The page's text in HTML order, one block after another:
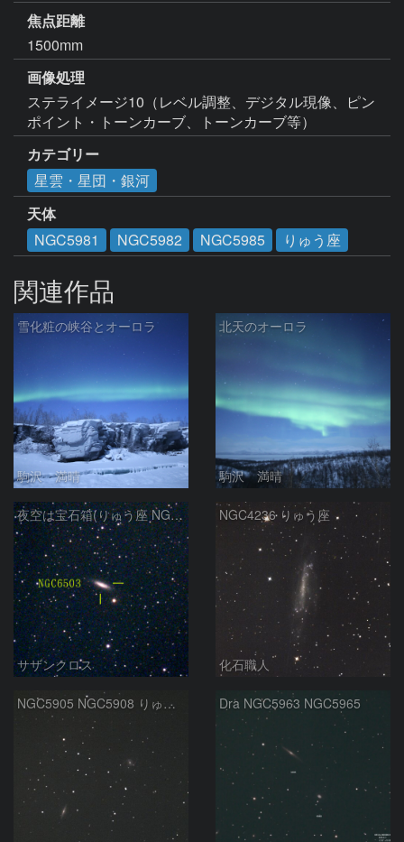
焦点距離
1500mm
画像処理
ステライメージ10（レベル調整、デジタル現像、ピン
ポイント・トーンカーブ、トーンカーブ等）
カテゴリー
星雲・星団・銀河
天体
NGC5981
NGC5982 NGC5985 りゅう座
関連作品
雪化粧の峡谷とオーロラ
駒沢 満晴
北天のオーロラ
駒沢 満晴
夜空は宝石箱(りゅう座 NGC6503) Seestar50
サザンクロス
NGC4236 りゅう座
化石職人
NGC5905 NGC5908 りゅう座 Dra NGC5963 NGC5965